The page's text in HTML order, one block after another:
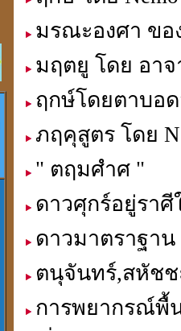
มรณะองศา ขอ
มฤตยู โดย อาจ
ฤกษ์โดยตาบอ
ภฤคุสูตร โดย
" ตฤมศำศ "
ดาวศุกร์อยู่รา
ดาวมาตราฐา
ตนุจันทร์,สหัชช
การพยากรณ์พื้